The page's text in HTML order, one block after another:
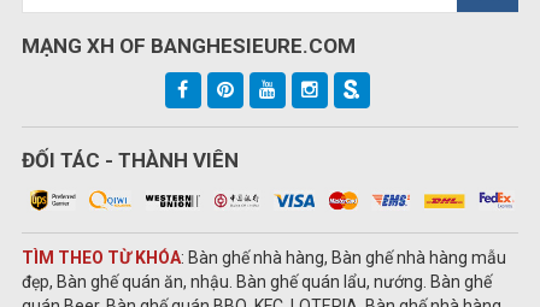
MẠNG XH OF BANGHESIEURE.COM
ĐỐI TÁC - THÀNH VIÊN
TÌM THEO TỪ KHÓA: Bàn ghế nhà hàng, Bàn ghế nhà hàng mẫu
đẹp, Bàn ghế quán ăn, nhậu. Bàn ghế quán lẩu, nướng. Bàn ghế